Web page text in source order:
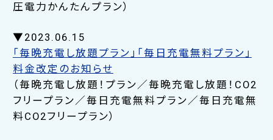
圧電力かんたんプラン）
▼2023.06.15
「毎晩充電し放題プラン」「毎日充電無料プラン」
料金改定のお知らせ
（毎晩充電し放題！プラン／毎晩充電し放題！CO2
フリープラン／毎日充電無料プラン／毎日充電無
料CO2フリープラン）